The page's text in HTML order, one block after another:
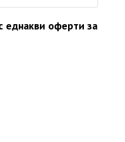
еднакви оферти за